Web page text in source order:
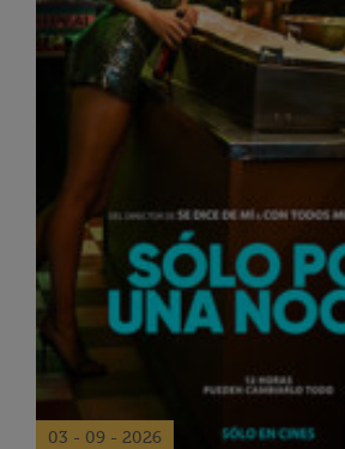
03 - 09 - 2026